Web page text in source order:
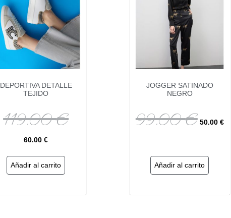
DEPORTIVA DETALLE
TEJIDO
119.00€
60.00€
Añadir al carrito
JOGGER SATINADO
NEGRO
99.00€ 50.00 €
Añadir al carrito